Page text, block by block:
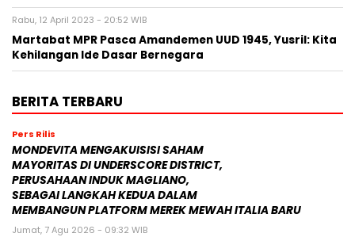
Rabu, 12 April 2023 - 20:52 WIB
Martabat MPR Pasca Amandemen UUD 1945, Yusril: Kita
Kehilangan Ide Dasar Bernegara
BERITA TERBARU
Pers Rilis
MONDEVITA MENGAKUISISI SAHAM
MAYORITAS DI UNDERSCORE DISTRICT,
PERUSAHAAN INDUK MAGLIANO,
SEBAGAI LANGKAH KEDUA DALAM
MEMBANGUN PLATFORM MEREK MEWAH ITALIA BARU
Jumat, 7 Agu 2026 - 09:32 WIB